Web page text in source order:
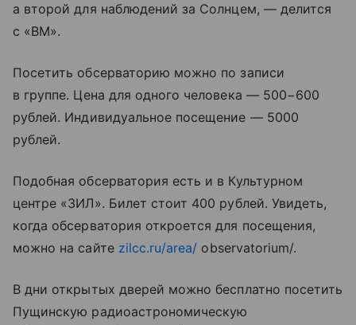
а второй для наблюдений за Солнцем, — делится
с «ВМ».
Посетить обсерваторию можно по записи
в группе. Цена для одного человека — 500−600
рублей. Индивидуальное посещение — 5000
рублей.
Подобная обсерватория есть и в Культурном
центре «ЗИЛ». Билет стоит 400 рублей. Увидеть,
когда обсерватория откроется для посещения,
можно на сайте zilcc.ru/area/ observatorium/.
В дни открытых дверей можно бесплатно посетить
Пущинскую радиоастрономическую